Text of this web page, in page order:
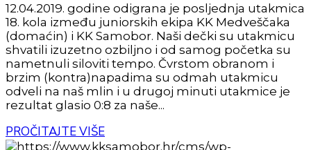
12.04.2019. godine odigrana je posljednja utakmica
18. kola između juniorskih ekipa KK Medveščaka
(domaćin) i KK Samobor. Naši dečki su utakmicu
shvatili izuzetno ozbiljno i od samog početka su
nametnuli siloviti tempo. Čvrstom obranom i
brzim (kontra)napadima su odmah utakmicu
odveli na naš mlin i u drugoj minuti utakmice je
rezultat glasio 0:8 za naše...
PROČITAJTE VIŠE